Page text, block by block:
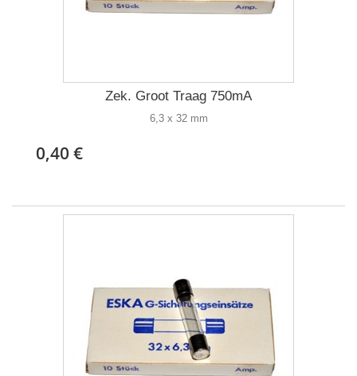
Zek. Groot Traag 750mA
6,3 x 32 mm
0,40 €